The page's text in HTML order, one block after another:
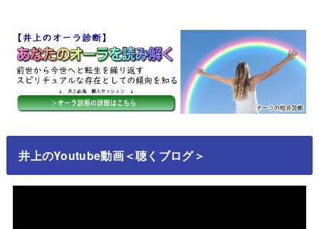
井上のYoutube動画＜聴くブログ＞